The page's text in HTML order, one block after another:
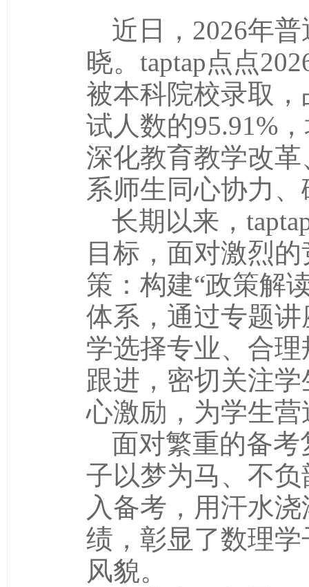
近日，2026年
晓。taptap点点
被本科院校录取
试人数的95.91%
深化教育教学改
系师生同心协力
长期以来，
目标，面对激烈
策：构建“政策解
体系，通过专题
学选择专业、合
跟进，密切关注
心激励，为学生
面对繁重的备
子以梦为马、不
入备考，用汗水
绩，彰显了数理
风貌。